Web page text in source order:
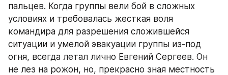
пальцев. Когда группы вели бой в сложных
условиях и требовалась жесткая воля
командира для разрешения сложившейся
ситуации и умелой эвакуации группы из-под
огня, всегда летал лично Евгений Сергеев. Он
не лез на рожон, но, прекрасно зная местность